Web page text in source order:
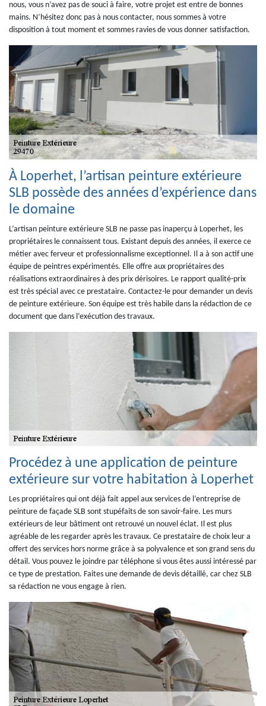
nous, vous n’avez pas de souci à faire, votre projet est entre de bonnes
mains. N’hésitez donc pas à nous contacter, nous sommes à votre
disposition à tout moment et sommes ravies de vous donner satisfaction.
À Loperhet, l’artisan peinture extérieure
SLB possède des années d’expérience dans
le domaine
L’artisan peinture extérieure SLB ne passe pas inaperçu à Loperhet, les
propriétaires le connaissent tous. Existant depuis des années, il exerce ce
métier avec ferveur et professionnalisme exceptionnel. Il a à son actif une
équipe de peintres expérimentés. Elle offre aux propriétaires des
réalisations extraordinaires à des prix dérisoires. Le rapport qualité-prix
est très spécial avec ce prestataire. Contactez-le pour demander un devis
de peinture extérieure. Son équipe est très habile dans la rédaction de ce
document que dans l’exécution des travaux.
Procédez à une application de peinture
extérieure sur votre habitation à Loperhet
Les propriétaires qui ont déjà fait appel aux services de l’entreprise de
peinture de façade SLB sont stupéfaits de son savoir-faire. Les murs
extérieurs de leur bâtiment ont retrouvé un nouvel éclat. Il est plus
agréable de les regarder après les travaux. Ce prestataire de choix leur a
offert des services hors norme grâce à sa polyvalence et son grand sens du
détail. Vous pouvez le joindre par téléphone si vous êtes aussi intéressé par
ce type de prestation. Faites une demande de devis détaillé, car chez SLB
sa rédaction ne vous engage à rien.